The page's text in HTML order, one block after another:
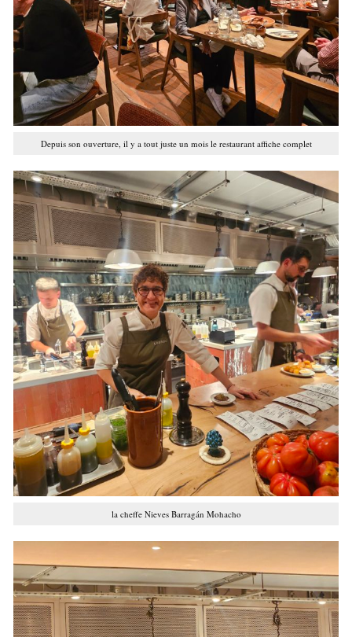
Depuis son ouverture, il y a tout juste un mois le restaurant affiche complet
la cheffe Nieves Barragán Mohacho